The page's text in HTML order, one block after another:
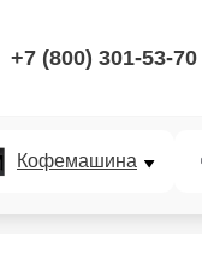
+7 (800) 301-53-70
Кофемашина